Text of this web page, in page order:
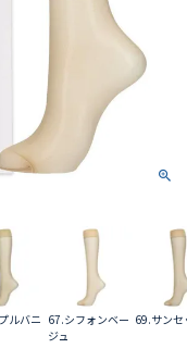
ルバニ 67.シフォンベー
ジュ
69.サンセ